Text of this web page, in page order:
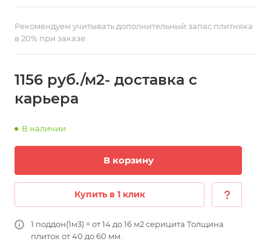
Рекомендуем учитывать дополнительный запас плитняка
в 20% при заказе.
1156 руб./м2- доставка с
карьера
В наличии
В корзину
Купить в 1 клик
1 поддон(1м3) = от 14 до 16 м2 серицита Толщина
плиток от 40 до 60 мм.